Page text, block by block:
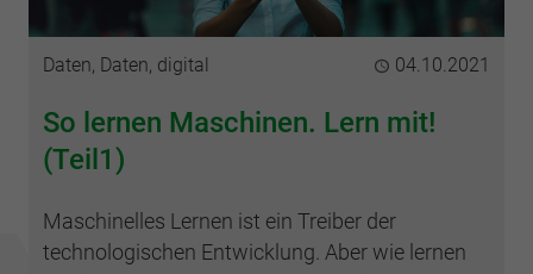
Kategorie
Daten, Daten, digital Publiziert
04.10.2021
So lernen Maschinen. Lern mit!
(Teil1)
Maschinelles Lernen ist ein Treiber der
technologischen Entwicklung. Aber wie lernen